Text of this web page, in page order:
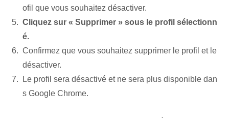
ofil que vous souhaitez désactiver.
Cliquez sur « Supprimer » sous le profil sélectionn
é.
Confirmez que vous souhaitez supprimer le profil et le
désactiver.
Le profil sera désactivé et ne sera plus disponible dan
s Google Chrome.